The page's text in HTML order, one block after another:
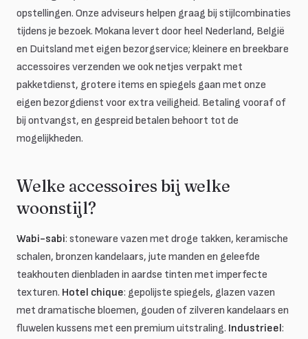
opstellingen. Onze adviseurs helpen graag bij stijlcombinaties
tijdens je bezoek. Mokana levert door heel Nederland, België
en Duitsland met eigen bezorgservice; kleinere en breekbare
accessoires verzenden we ook netjes verpakt met
pakketdienst, grotere items en spiegels gaan met onze
eigen bezorgdienst voor extra veiligheid. Betaling vooraf of
bij ontvangst, en gespreid betalen behoort tot de
mogelijkheden.
Welke accessoires bij welke
woonstijl?
Wabi-sabi: stoneware vazen met droge takken, keramische
schalen, bronzen kandelaars, jute manden en geleefde
teakhouten dienbladen in aardse tinten met imperfecte
texturen. Hotel chique: gepolijste spiegels, glazen vazen
met dramatische bloemen, gouden of zilveren kandelaars en
fluwelen kussens met een premium uitstraling. Industrieel: